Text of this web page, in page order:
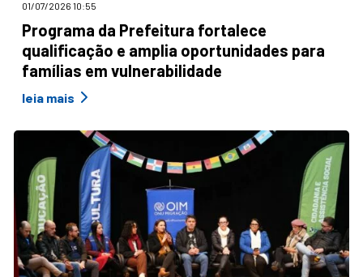
01/07/2026 10:55
Programa da Prefeitura fortalece
qualificação e amplia oportunidades para
famílias em vulnerabilidade
leia mais